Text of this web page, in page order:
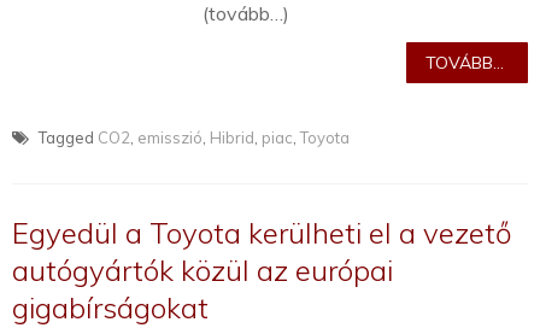
(tovább…)
TOVÁBB...
Tagged CO2 emisszió Hibrid piac ,Toyota
Egyedül a Toyota kerülheti el a vezető
autógyártók közül az európai
gigabírságokat